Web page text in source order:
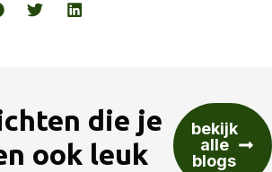
die je
ook leuk
bekijk
alle
blogs